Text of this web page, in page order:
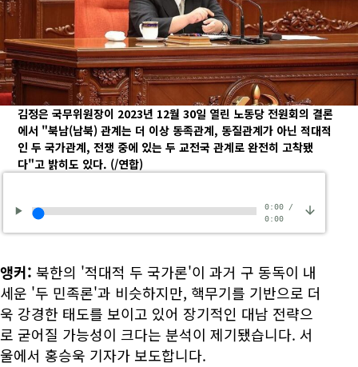
김정은 국무위원장이 2023년 12월 30일 열린 노동당 전원회의 결론
에서 "북남(남북) 관계는 더 이상 동족관계, 동질관계가 아닌 적대적
인 두 국가관계, 전쟁 중에 있는 두 교전국 관계로 완전히 고착됐
다"고 밝히도 있다. (/연합)
0:00/
0:00
앵커: 북한의 '적대적 두 국가론'이 과거 구 동독이 내
세운 '두 민족론'과 비슷하지만, 핵무기를 기반으로 더
욱 강경한 태도를 보이고 있어 장기적인 대남 전략으
로 굳어질 가능성이 크다는 분석이 제기됐습니다. 서
울에서 홍승욱 기자가 보도합니다.